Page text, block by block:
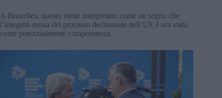
A Bruxelles, questo viene interpretato come un segno che
l’integrità stessa del processo decisionale dell’UE è ora vista
come potenzialmente compromessa.